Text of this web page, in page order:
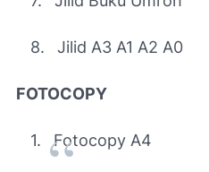
8. Jilid A3 A1 A2 A0
FOTOCOPY
1. Fotocopy A4